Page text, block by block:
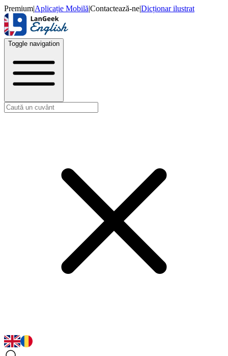
Premium|Aplicație Mobilă|Contactează-ne|Dicționar ilustrat
Toggle navigation